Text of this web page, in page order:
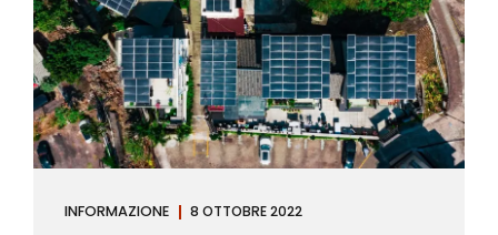
INFORMAZIONE 8 OTTOBRE 2022